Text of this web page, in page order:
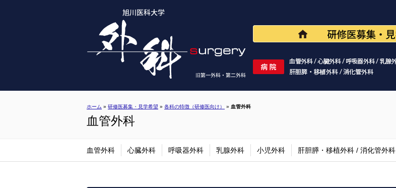
ホーム » 研修医募集・見学希望 » 各科の特徴（研修医向け） » 血管外科
血管外科
血管外科 心臓外科 呼吸器外科 乳腺外科 小児外科 肝胆膵・移植外科 / 消化管外科